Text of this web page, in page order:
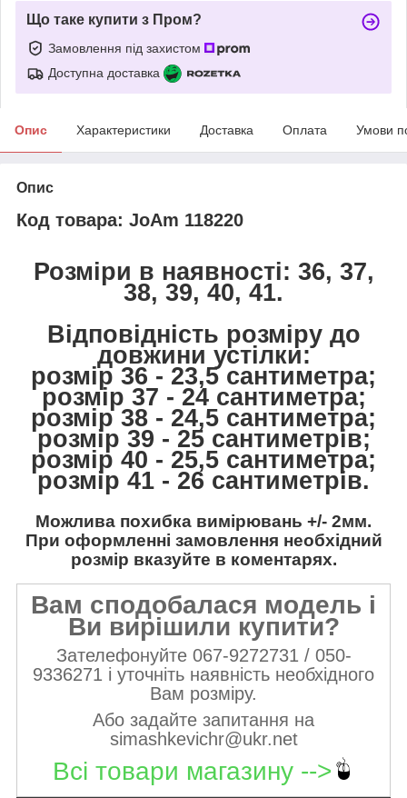
Що таке купити з Пром?
Замовлення під захистом
Доступна доставка
Опис Характеристики Доставка Оплата Умови
Опис
Код товара: JoAm 118220
Розміри в наявності: 36, 37,
38, 39, 40, 41.
Відповідність розміру до
довжини устілки:
розмір 36 - 23,5 сантиметра;
розмір 37 - 24 сантиметра;
розмір 38 - 24,5 сантиметра;
розмір 39 - 25 сантиметрів;
розмір 40 - 25,5 сантиметра;
розмір 41 - 26 сантиметрів.
Можлива похибка вимірювань +/- 2мм.
При оформленні замовлення необхідний
розмір вказуйте в коментарях.
Вам сподобалася модель і
Ви вирішили купити?
Зателефонуйте 067-9272731 / 050-
9336271 і уточніть наявність необхідного
Вам розміру.
Або задайте запитання на
simashkevichr@ukr.net
Всі товари магазину -->